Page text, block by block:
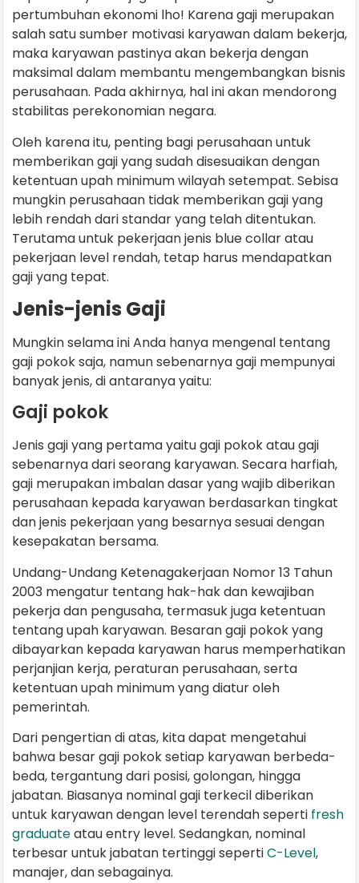
pertumbuhan ekonomi lho! Karena gaji merupakan
salah satu sumber motivasi karyawan dalam bekerja,
maka karyawan pastinya akan bekerja dengan
maksimal dalam membantu mengembangkan bisnis
perusahaan. Pada akhirnya, hal ini akan mendorong
stabilitas perekonomian negara.
Oleh karena itu, penting bagi perusahaan untuk
memberikan gaji yang sudah disesuaikan dengan
ketentuan upah minimum wilayah setempat. Sebisa
mungkin perusahaan tidak memberikan gaji yang
lebih rendah dari standar yang telah ditentukan.
Terutama untuk pekerjaan jenis blue collar atau
pekerjaan level rendah, tetap harus mendapatkan
gaji yang tepat.
Jenis-jenis Gaji
Mungkin selama ini Anda hanya mengenal tentang
gaji pokok saja, namun sebenarnya gaji mempunyai
banyak jenis, di antaranya yaitu:
Gaji pokok
Jenis gaji yang pertama yaitu gaji pokok atau gaji
sebenarnya dari seorang karyawan. Secara harfiah,
gaji merupakan imbalan dasar yang wajib diberikan
perusahaan kepada karyawan berdasarkan tingkat
dan jenis pekerjaan yang besarnya sesuai dengan
kesepakatan bersama.
Undang-Undang Ketenagakerjaan Nomor 13 Tahun
2003 mengatur tentang hak-hak dan kewajiban
pekerja dan pengusaha, termasuk juga ketentuan
tentang upah karyawan. Besaran gaji pokok yang
dibayarkan kepada karyawan harus memperhatikan
perjanjian kerja, peraturan perusahaan, serta
ketentuan upah minimum yang diatur oleh
pemerintah.
Dari pengertian di atas, kita dapat mengetahui
bahwa besar gaji pokok setiap karyawan berbeda-
beda, tergantung dari posisi, golongan, hingga
jabatan. Biasanya nominal gaji terkecil diberikan
untuk karyawan dengan level terendah seperti fresh
graduateatau entry level. Sedangkan, nominal
terbesar untuk jabatan tertinggi sepertiC-Level,
manajer, dan sebagainya.